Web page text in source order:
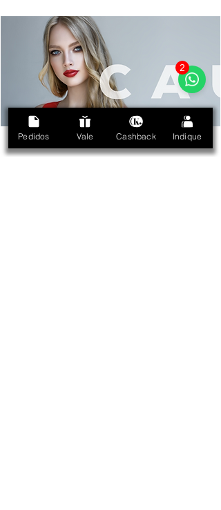
Pedidos Vale Cashback Indique
2